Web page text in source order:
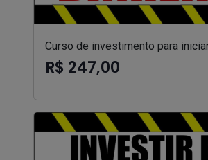
Curso de investimento para
R$ 247,00